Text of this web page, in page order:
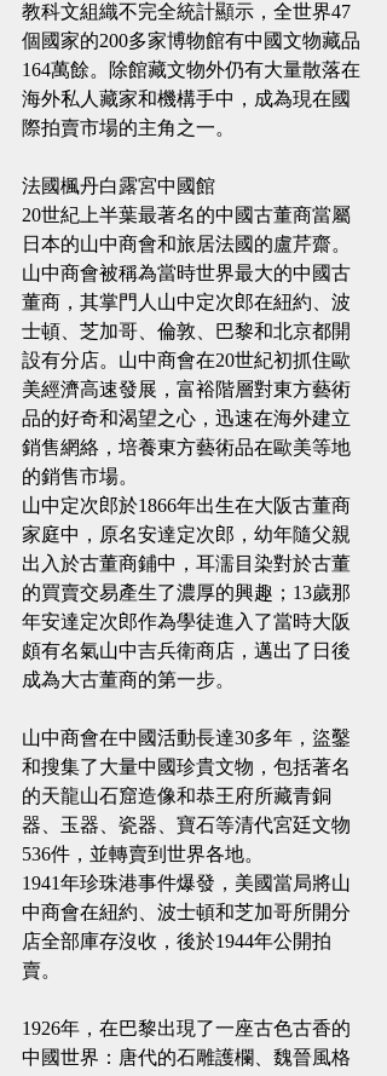
教科文組織不完全統計顯示，全世界47
個國家的200多家博物館有中國文物藏品
164萬餘。除館藏文物外仍有大量散落在
海外私人藏家和機構手中，成為現在國
際拍賣市場的主角之一。
法國楓丹白露宮中國館
20世紀上半葉最著名的中國古董商當屬
日本的山中商會和旅居法國的盧芹齋。
山中商會被稱為當時世界最大的中國古
董商，其掌門人山中定次郎在紐約、波
士頓、芝加哥、倫敦、巴黎和北京都開
設有分店。山中商會在20世紀初抓住歐
美經濟高速發展，富裕階層對東方藝術
品的好奇和渴望之心，迅速在海外建立
銷售網絡，培養東方藝術品在歐美等地
的銷售市場。
山中定次郎於1866年出生在大阪古董商
家庭中，原名安達定次郎，幼年隨父親
出入於古董商鋪中，耳濡目染對於古董
的買賣交易產生了濃厚的興趣；13歲那
年安達定次郎作為學徒進入了當時大阪
頗有名氣山中吉兵衛商店，邁出了日後
成為大古董商的第一步。
山中商會在中國活動長達30多年，盜鑿
和搜集了大量中國珍貴文物，包括著名
的天龍山石窟造像和恭王府所藏青銅
器、玉器、瓷器、寶石等清代宮廷文物
536件，並轉賣到世界各地。
1941年珍珠港事件爆發，美國當局將山
中商會在紐約、波士頓和芝加哥所開分
店全部庫存沒收，後於1944年公開拍
賣。
1926年，在巴黎出現了一座古色古香的
中國世界：唐代的石雕護欄、魏晉風格